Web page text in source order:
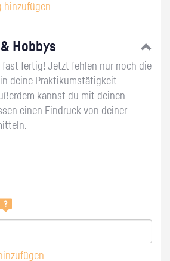
hinzufügen
Hobbys
fast fertig! Jetzt fehlen nur noch die
deine Praktikumstätigkeit
kannst du mit deinen
einen Eindruck von deiner